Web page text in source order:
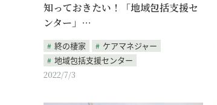
知っておきたい！「地域包括支援セ
ンター」…
終の棲家
ケアマネジャー
地域包括支援センター
2022/7/3